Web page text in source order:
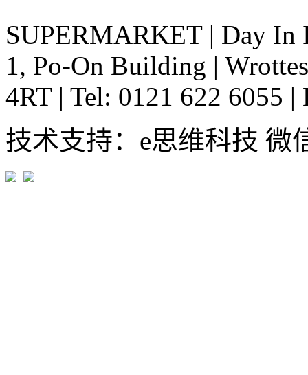
SUPERMARKET | Day In
1, Po-On Building |
4RT | Tel: 0121 622 6055 |
技术支持：e思维科技 微